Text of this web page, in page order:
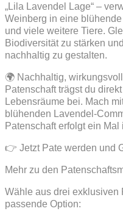
„Lila Lavendel Lage“ –
Weinberg in eine
und viele weitere Tiere.
Biodiversität zu stärken
nachhaltig zu gestalten.
🌍 Nachhaltig,
Patenschaft trägst du
Lebensräume bei. Mach
blühenden Lavendel-
Patenschaft erfolgt ein Mal
👉 Jetzt Pate werden und
Mehr zu den
Wähle aus drei exklusiven
passende Option: